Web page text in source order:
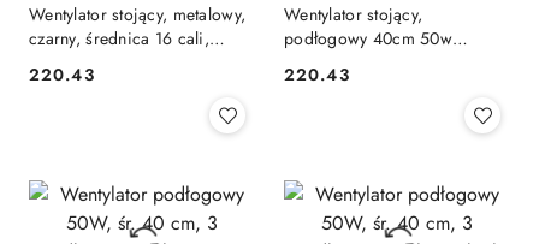
Wentylator stojący, metalowy,
czarny, średnica 16 cali,
Cena:
220.43
Wentylator stojący,
podłogowy 40cm 50w
Cena:
220.43